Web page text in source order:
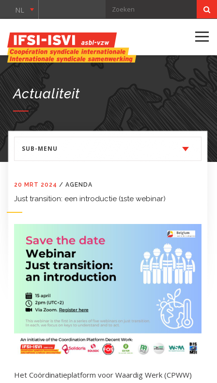
NL
Actualiteit
SUB-MENU
20 MRT 2024 / AGENDA
Just transition: een introductie (1ste webinar)
Het Coördinatieplatform voor Waardig Werk (CPWW)